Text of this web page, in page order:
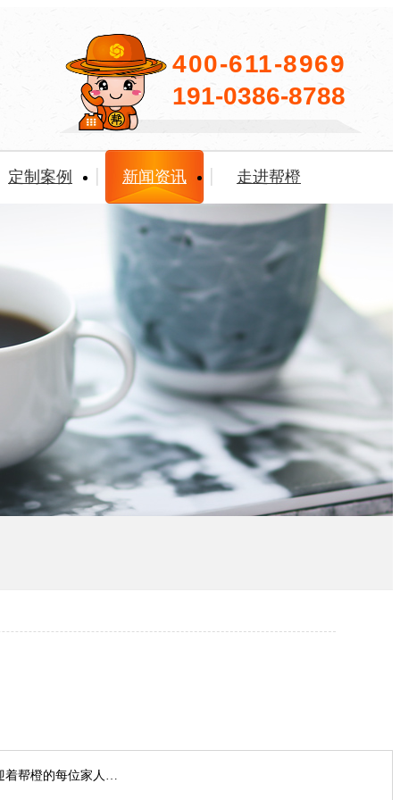
400-611-8969
191-0386-8788
定制案例 新闻资讯 走进帮橙
着帮橙的每位家人…